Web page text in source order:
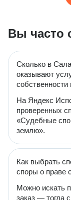
Вы часто
Сколько в
оказывают
На Яндекс
проверенных
«Судебные
землю».
Как выбрать
споры о праве
Можно искать
заказ — тогда